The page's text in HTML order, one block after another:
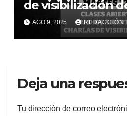
de visibilización
y nodocentes
AGO 9, 2025 REDACCIÓN
Deja una
Tu dirección de correo